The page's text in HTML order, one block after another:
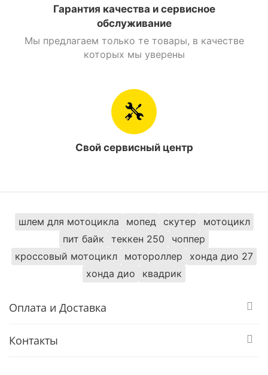
Свет / звук
Сигнал на руле Есть
Гарантия качества и сервисное
обслуживание
Мы предлагаем только те товары, в качестве
которых мы уверены
Свой сервисный центр
шлем для мотоцикла мопед скутер
мотоцикл
пит байк
теккен 250
чоппер
кроссовый мотоцикл
мотороллер
хонда дио 27
хонда дио
квадрик
Оплата и Доставка
Контакты